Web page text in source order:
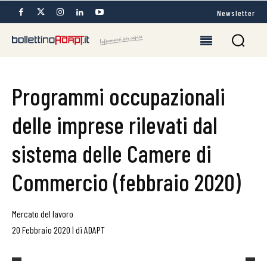
Newsletter
Programmi occupazionali
delle imprese rilevati dal
sistema delle Camere di
Commercio (febbraio 2020)
Mercato del lavoro
20 Febbraio 2020 | di ADAPT